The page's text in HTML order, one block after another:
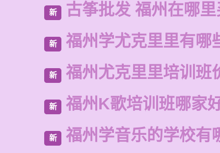
新 古筝批发 福州在哪
新 福州学尤克里里有哪
新 福州尤克里里培训班
新 福州K歌培训班哪家
新 福州学音乐的学校有